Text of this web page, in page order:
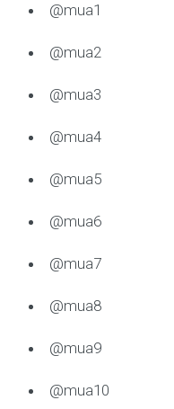
@mua1
@mua2
@mua3
@mua4
@mua5
@mua6
@mua7
@mua8
@mua9
@mua10